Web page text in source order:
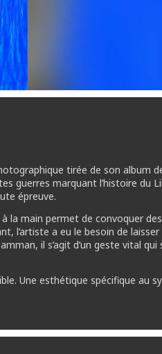
tirée de son album
guerres marquant l’histoire du
épreuve.
la main permet de convoquer
l’artiste a eu le besoin de laisser
il s’agit d’un geste vital qui
Une esthétique spécifique au